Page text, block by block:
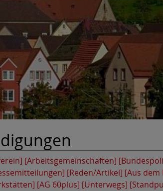
[Arbeitsgemeinschaften]
[Reden/Artikel] [Aus
[AG 60plus] [Unterwegs]